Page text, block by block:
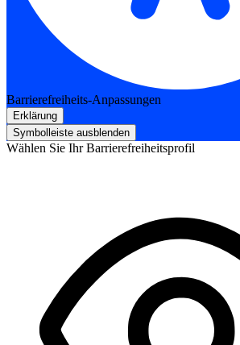
Barrierefreiheits-Anpassungen
Erklärung
Symbolleiste ausblenden
Wählen Sie Ihr Barrierefreiheitsprofil